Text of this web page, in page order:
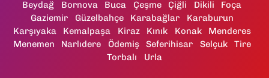
Beydağ
Bornova Buca Çeşme Çiğli Dikili
Foça
Gaziemir
Güzelbahçe Karabağlar
Karaburun
Karşıyaka
Kemalpaşa Kiraz Kınık Konak
Menderes
Menemen
Narlıdere Ödemiş Seferihisar Selçuk
Tire
Torbalı
Urla